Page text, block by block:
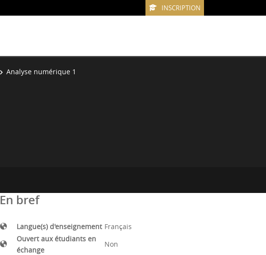
INSCRIPTION
Analyse numérique 1
En bref
Langue(s) d'enseignement Français
Ouvert aux étudiants en
échange
Non